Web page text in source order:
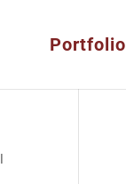
Portfolio